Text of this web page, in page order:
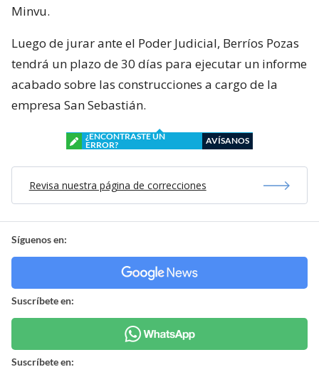
Minvu.
Luego de jurar ante el Poder Judicial, Berríos Pozas
tendrá un plazo de 30 días para ejecutar un informe
acabado sobre las construcciones a cargo de la
empresa San Sebastián.
¿ENCONTRASTE UN
ERROR?
AVÍSANOS
Revisa nuestra página de correcciones
Síguenos en:
Suscríbete en:
Suscríbete en: